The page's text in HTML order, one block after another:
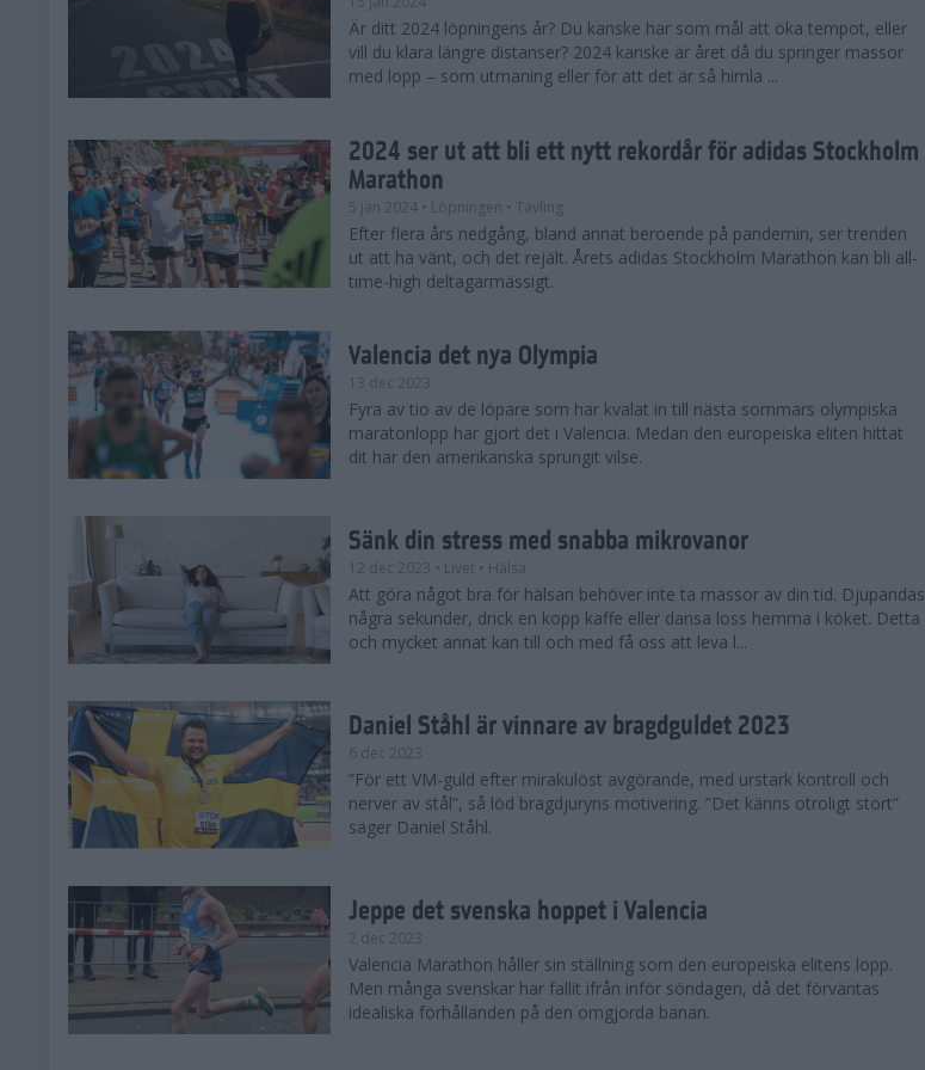
Är ditt 2024 löpningens år? Du kanske har som mål att öka tempot, eller
vill du klara längre distanser? 2024 kanske är året då du springer massor
med lopp – som utmaning eller för att det är så himla ...
2024 ser ut att bli ett nytt rekordår för adidas Stockholm
Marathon
5 jan 2024 • Löpningen • Tävling
Efter flera års nedgång, bland annat beroende på pandemin, ser trenden
ut att ha vänt, och det rejält. Årets adidas Stockholm Marathon kan bli all-
time-high deltagarmässigt.
Valencia det nya Olympia
13 dec 2023
Fyra av tio av de löpare som har kvalat in till nästa sommars olympiska
maratonlopp har gjort det i Valencia. Medan den europeiska eliten hittat
dit har den amerikanska sprungit vilse.
Sänk din stress med snabba mikrovanor
12 dec 2023 • Livet • Hälsa
Att göra något bra för hälsan behöver inte ta massor av din tid. Djupandas
några sekunder, drick en kopp kaffe eller dansa loss hemma i köket. Detta
och mycket annat kan till och med få oss att leva l...
Daniel Ståhl är vinnare av bragdguldet 2023
6 dec 2023
”För ett VM-guld efter mirakulöst avgörande, med urstark kontroll och
nerver av stål”, så löd bragdjuryns motivering. ”Det känns otroligt stort”
säger Daniel Ståhl.
Jeppe det svenska hoppet i Valencia
2 dec 2023
Valencia Marathon håller sin ställning som den europeiska elitens lopp.
Men många svenskar har fallit ifrån inför söndagen, då det förväntas
idealiska förhållanden på den omgjorda banan.